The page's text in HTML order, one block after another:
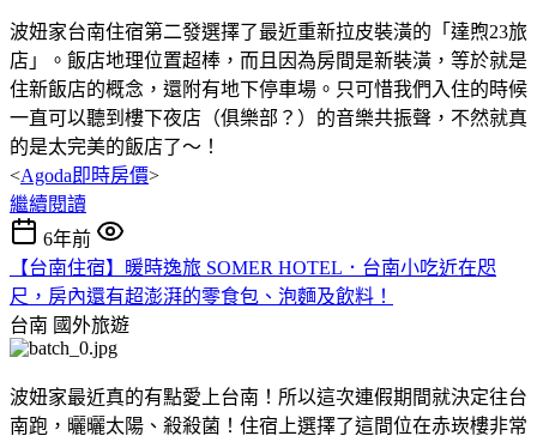
波妞家台南住宿第二發選擇了最近重新拉皮裝潢的「達煦23旅
店」。飯店地理位置超棒，而且因為房間是新裝潢，等於就是
住新飯店的概念，還附有地下停車場。只可惜我們入住的時候
一直可以聽到樓下夜店（俱樂部？）的音樂共振聲，不然就真
的是太完美的飯店了～！
<Agoda即時房價>
繼續閱讀
6年前
【台南住宿】暖時逸旅 SOMER HOTEL．台南小吃近在咫
尺，房內還有超澎湃的零食包、泡麵及飲料！
台南 國外旅遊
波妞家最近真的有點愛上台南！所以這次連假期間就決定往台
南跑，曬曬太陽、殺殺菌！住宿上選擇了這間位在赤崁樓非常